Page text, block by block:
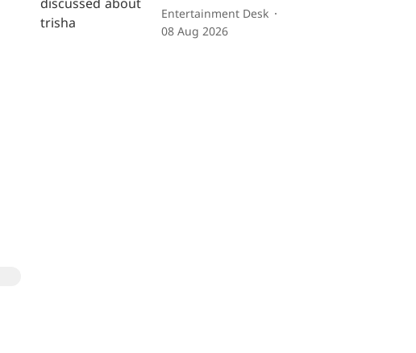
Entertainment Desk
08 Aug 2026